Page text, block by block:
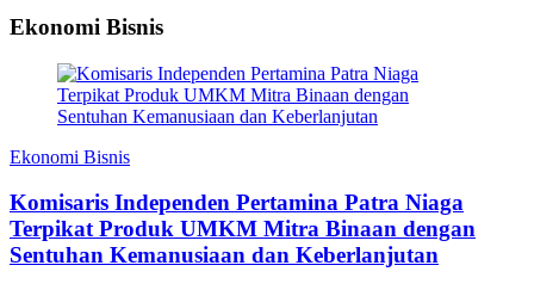
Ekonomi Bisnis
Ekonomi Bisnis
Komisaris Independen Pertamina Patra Niaga
Terpikat Produk UMKM Mitra Binaan dengan
Sentuhan Kemanusiaan dan Keberlanjutan